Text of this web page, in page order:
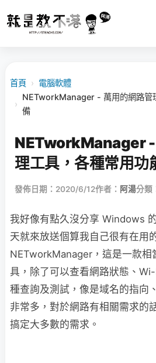
首頁 › 電腦軟體
›
NETworkManager - 萬用的網路管
備
NETworkManager -
理工具，各種常用功
發佈日期：2020/6/12作者： 阿湯分類
我好像有點久沒分享 Windows
天就來放送個算我自己很有在用
NETworkManager，這是一款相
具，除了可以查看網路狀態、
種查詢及測試，像是域名的指向
非常多，對於網路有相關需求的
搞定大多數的需求。